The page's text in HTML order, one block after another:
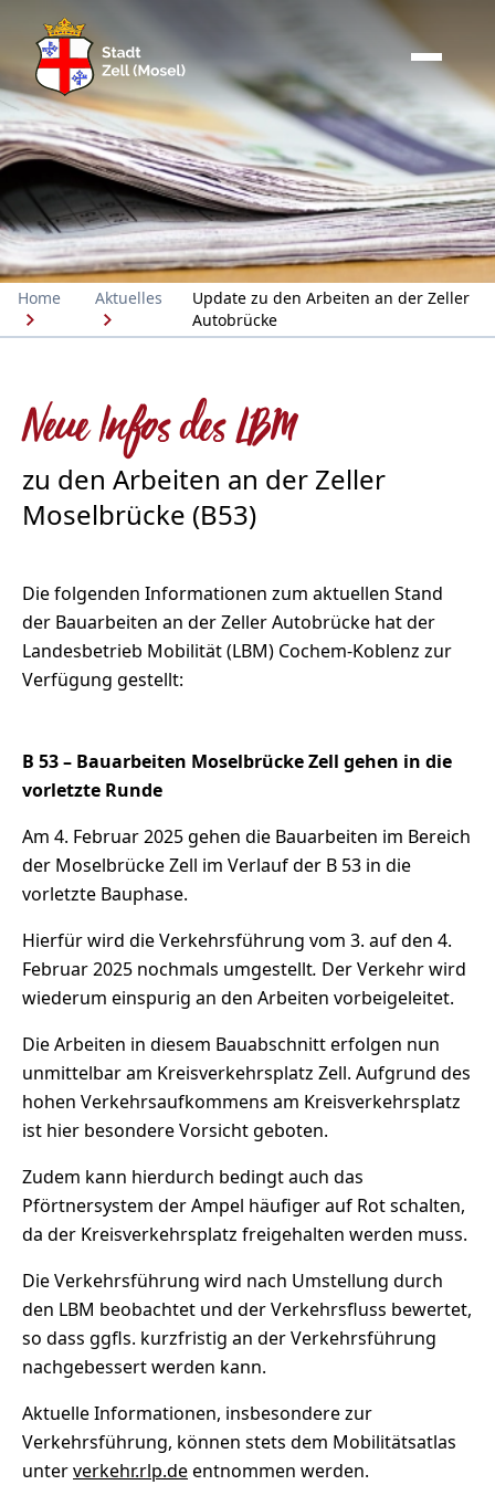
Home Aktuelles
Update zu den Arbeiten an der Zeller
Autobrücke
Neue Infos des LBM
zu den Arbeiten an der Zeller
Moselbrücke (B53)
Die folgenden Informationen zum aktuellen Stand
der Bauarbeiten an der Zeller Autobrücke hat der
Landesbetrieb Mobilität (LBM) Cochem-Koblenz zur
Verfügung gestellt:
B 53 – Bauarbeiten Moselbrücke Zell gehen in die
vorletzte Runde
Am 4. Februar 2025 gehen die Bauarbeiten im Bereich
der Moselbrücke Zell im Verlauf der B 53 in die
vorletzte Bauphase.
Hierfür wird die Verkehrsführung vom 3. auf den 4.
Februar 2025 nochmals umgestellt. Der Verkehr wird
wiederum einspurig an den Arbeiten vorbeigeleitet.
Die Arbeiten in diesem Bauabschnitt erfolgen nun
unmittelbar am Kreisverkehrsplatz Zell. Aufgrund des
hohen Verkehrsaufkommens am Kreisverkehrsplatz
ist hier besondere Vorsicht geboten.
Zudem kann hierdurch bedingt auch das
Pförtnersystem der Ampel häufiger auf Rot schalten,
da der Kreisverkehrsplatz freigehalten werden muss.
Die Verkehrsführung wird nach Umstellung durch
den LBM beobachtet und der Verkehrsfluss bewertet,
so dass ggfls. kurzfristig an der Verkehrsführung
nachgebessert werden kann.
Aktuelle Informationen, insbesondere zur
Verkehrsführung, können stets dem Mobilitätsatlas
unterverkehr.rlp.deentnommen werden.